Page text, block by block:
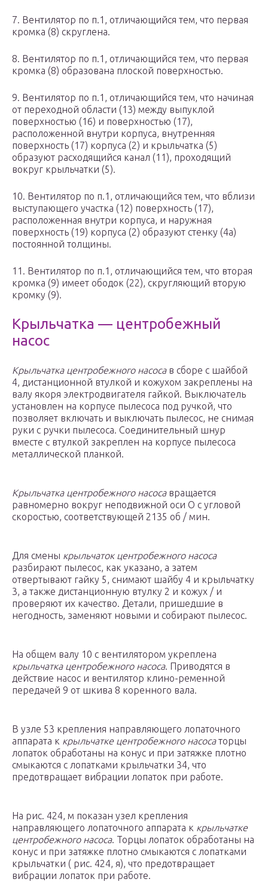
7. Вентилятор по п.1, отличающийся тем, что первая
кромка (8) скруглена.
8. Вентилятор по п.1, отличающийся тем, что первая
кромка (8) образована плоской поверхностью.
9. Вентилятор по п.1, отличающийся тем, что начиная
от переходной области (13) между выпуклой
поверхностью (16) и поверхностью (17),
расположенной внутри корпуса, внутренняя
поверхность (17) корпуса (2) и крыльчатка (5)
образуют расходящийся канал (11), проходящий
вокруг крыльчатки (5).
10. Вентилятор по п.1, отличающийся тем, что вблизи
выступающего участка (12) поверхность (17),
расположенная внутри корпуса, и наружная
поверхность (19) корпуса (2) образуют стенку (4а)
постоянной толщины.
11. Вентилятор по п.1, отличающийся тем, что вторая
кромка (9) имеет ободок (22), скругляющий вторую
кромку (9).
Крыльчатка — центробежный
насос
Крыльчатка центробежного насосав сборе с шайбой
4, дистанционной втулкой и кожухом закреплены на
валу якоря электродвигателя гайкой. Выключатель
установлен на корпусе пылесоса под ручкой, что
позволяет включать и выключать пылесос, не снимая
руки с ручки пылесоса. Соединительный шнур
вместе с втулкой закреплен на корпусе пылесоса
металлической планкой.
Крыльчатка центробежного насосавращается
равномерно вокруг неподвижной оси О с угловой
скоростью, соответствующей 2135 об / мин.
Для смены крыльчаток центробежного насоса
разбирают пылесос, как указано, а затем
отвертывают гайку 5, снимают шайбу 4 и крыльчатку
3, а также дистанционную втулку 2 и кожух / и
проверяют их качество. Детали, пришедшие в
негодность, заменяют новыми и собирают пылесос.
На общем валу 10 с вентилятором укреплена
крыльчатка центробежного насоса. Приводятся в
действие насос и вентилятор клино-ременной
передачей 9 от шкива 8 коренного вала.
В узле 53 крепления направляющего лопаточного
аппарата к крыльчатке центробежного насосаторцы
лопаток обработаны на конус и при затяжке плотно
смыкаются с лопатками крыльчатки 34, что
предотвращает вибрации лопаток при работе.
На рис. 424, м показан узел крепления
направляющего лопаточного аппарата к крыльчатке
центробежного насоса. Торцы лопаток обработаны на
конус и при затяжке плотно смыкаются с лопатками
крыльчатки ( рис. 424, я), что предотвращает
вибрации лопаток при работе.